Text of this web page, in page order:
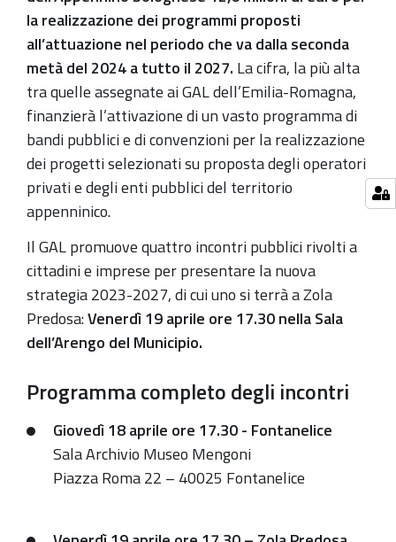
sostenibile
del
territorio
2024-
04-
19T17:30:00+02:00
2024-
04-
19T20:00:00+02:00
La
nuova
strategia
LEADER
2023-
la realizzazione dei programmi proposti
all’attuazione nel periodo che va dalla seconda
metà del 2024 a tutto il 2027. La cifra, la più alta
tra quelle assegnate ai GAL dell’Emilia-Romagna,
finanzierà l’attivazione di un vasto programma di
bandi pubblici e di convenzioni per la realizzazione
dei progetti selezionati su proposta degli operatori
privati e degli enti pubblici del territorio
appenninico.
Il GAL promuove quattro incontri pubblici rivolti a
cittadini e imprese per presentare la nuova
strategia 2023-2027, di cui uno si terrà a Zola
Predosa:Venerdì 19 aprile ore 17.30 nella Sala
dell’Arengo del Municipio.
Programma completo degli incontri
Giovedì 18 aprile ore 17.30 - Fontanelice
Sala Archivio Museo Mengoni
Piazza Roma 22 – 40025 Fontanelice